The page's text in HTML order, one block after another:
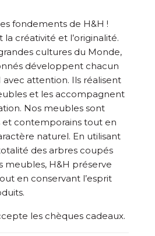
fondements de H&H !
créativité et l’originalité.
cultures du Monde,
développent chacun
attention. Ils réalisent
et les accompagnent
Nos meubles sont
contemporains tout en
naturel. En utilisant
des arbres coupés
meubles, H&H préserve
en conservant l’esprit
les chèques cadeaux.